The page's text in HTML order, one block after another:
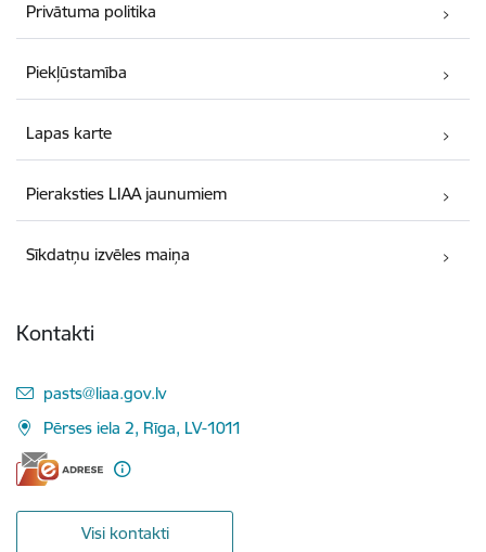
Privātuma politika
Piekļūstamība
Lapas karte
Pieraksties LIAA jaunumiem
Sīkdatņu izvēles maiņa
Kontakti
E-pasts:
pasts@liaa.gov.lv
Pērses iela 2, Rīga, LV-1011
Visi kontakti